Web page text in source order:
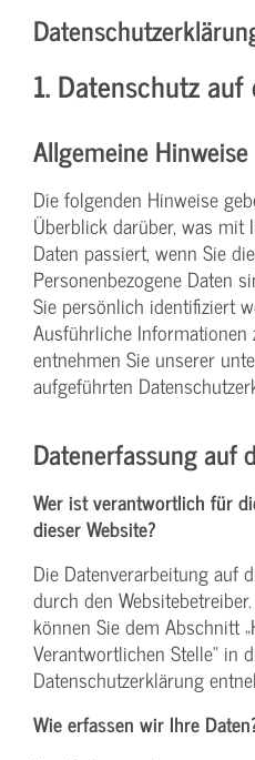
1. Datenschutz
Allgemeine Hinweise
Die folgenden Hinweise
Überblick darüber, was mit
Daten passiert, wenn Sie
Personenbezogene Daten
Sie persönlich identifiziert
Ausführliche Informationen
entnehmen Sie unserer
aufgeführten
Datenerfassung auf
Wer ist verantwortlich für
dieser Website?
Die Datenverarbeitung auf
durch den
können Sie dem Abschnitt
Verantwortlichen Stelle“ in
Datenschutzerklärung
Wie erfassen wir Ihre